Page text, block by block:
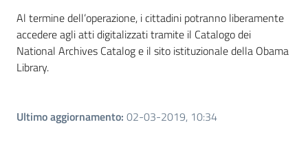
Al termine dell’operazione, i cittadini potranno liberamente
accedere agli atti digitalizzati tramite il Catalogo dei
National Archives Catalog e il sito istituzionale della Obama
Library.
Ultimo aggiornamento: 02-03-2019, 10:34